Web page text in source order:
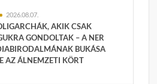
2026.08.07.
AKIK CSAK
GONDOLTAK – A NER
BUKÁSA
AZ ÁLNEMZETI KÖRT